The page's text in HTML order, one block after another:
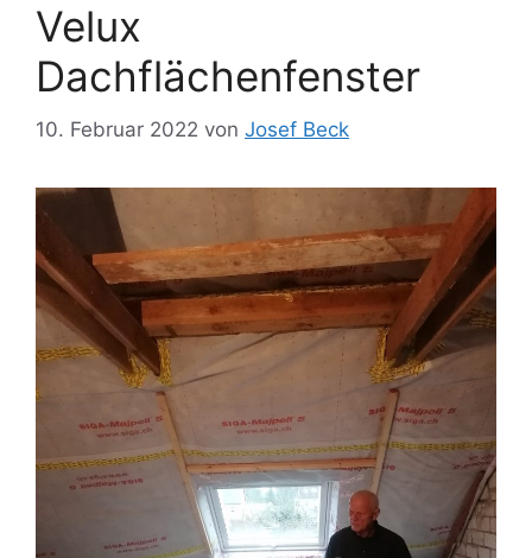
Velux
Dachflächenfenster
10. Februar 2022 von Josef Beck